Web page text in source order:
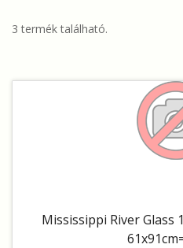
3 termék található.
Mississippi River Glass